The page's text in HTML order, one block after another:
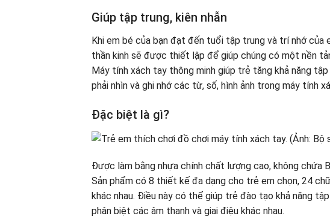
Giúp tập trung, kiên nhẫn
Khi em bé của bạn đạt đến tuổi tập trung và trí nhớ của
thần kinh sẽ được thiết lập để giúp chúng có một nền
Máy tính xách tay thông minh giúp trẻ tăng khả năng
phải nhìn và ghi nhớ các từ, số, hình ảnh trong máy tính
Đặc biệt là gì?
Được làm bằng nhựa chính chất lượng cao, không chứa
Sản phẩm có 8 thiết kế đa dạng cho trẻ em chọn, 24
khác nhau. Điều này có thể giúp trẻ đào tạo khả năng
phân biệt các âm thanh và giai điệu khác nhau.